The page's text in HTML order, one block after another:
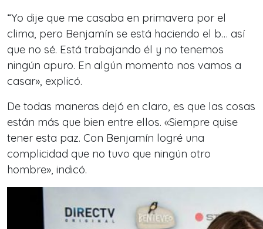
“Yo dije que me casaba en primavera por el
clima, pero Benjamín se está haciendo el b… así
que no sé. Está trabajando él y no tenemos
ningún apuro. En algún momento nos vamos a
casar», explicó.
De todas maneras dejó en claro, es que las cosas
están más que bien entre ellos. «Siempre quise
tener esta paz. Con Benjamín logré una
complicidad que no tuvo que ningún otro
hombre», indicó.